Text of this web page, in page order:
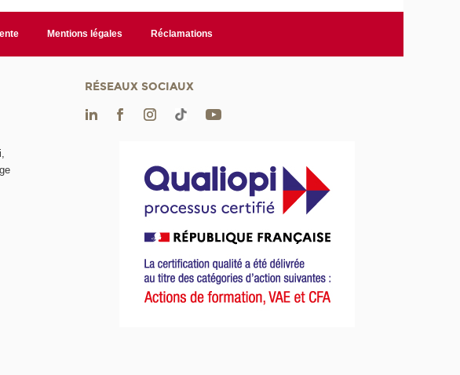
Mentions légales Réclamations
RÉSEAUX SOCIAUX